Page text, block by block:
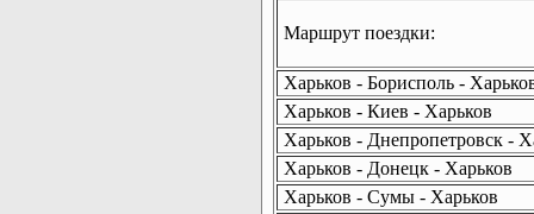
Маршрут поездки:
Харьков - Борисполь -
Харьков - Киев - Харьков
Харьков - Днепропетровск -
Харьков - Донецк - Харьков
Харьков - Сумы - Харьков